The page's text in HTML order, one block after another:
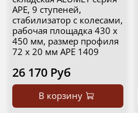
APE, 9 ступеней,
стабилизатор с колесами,
рабочая площадка 430 х
450 мм, размер профиля
72 х 20 мм APE 1409
26 170 Руб
В корзину